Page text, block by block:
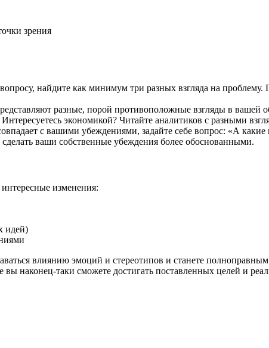
зрения
найдите как минимум три разных взгляда на
разные, порой противоположные взгляды в вашей
экономикой? Читайте аналитиков с разными
с вашими убеждениями, задайте себе вопрос: «А
ваши собственные убеждения более обоснованными.
изменения:
идей)
влиянию эмоций и стереотипов и станете
наконец-таки сможете достигать поставленных целей и